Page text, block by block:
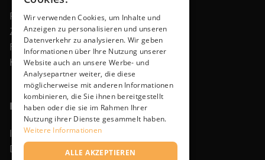
Produkte
Zubehör
Faq
Kontakt
Rechtliches
Impressum
Datenschutzerklärung
Wir verwenden Cookies, um Inhalte und
Anzeigen zu personalisieren und unseren
Datenverkehr zu analysieren. Wir geben
Informationen über Ihre Nutzung unserer
Website auch an unsere Werbe- und
Analysepartner weiter, die diese
möglicherweise mit anderen Informationen
kombinieren, die Sie ihnen bereitgestellt
haben oder die sie im Rahmen Ihrer
Nutzung ihrer Dienste gesammelt haben.
Weitere Informationen
ALLE AKZEPTIEREN